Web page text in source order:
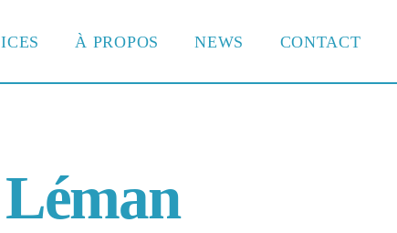
À PROPOS NEWS CONTACT